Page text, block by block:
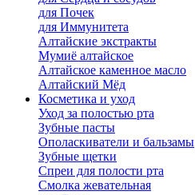
для Почек
для Иммунитета
Алтайские экстракты
Мумиё алтайское
Алтайское каменное масло
Алтайский Мёд
Косметика и уход
Уход за полостью рта
Зубные пасты
Ополаскиватели и бальзамы
Зубные щетки
Спреи для полости рта
Смолка жевательная